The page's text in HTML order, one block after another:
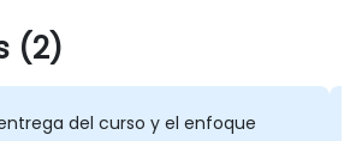
(2)
del curso y el enfoque